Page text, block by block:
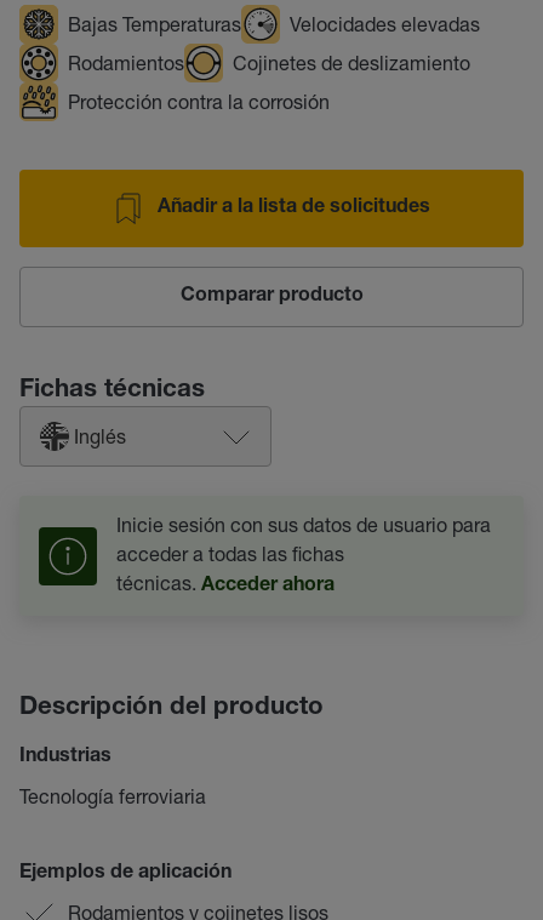
Bajas Temperaturas
Velocidades elevadas
Rodamientos
Cojinetes de deslizamiento
Protección contra la corrosión
Añadir a la lista de solicitudes
Comparar producto
Fichas técnicas
Inglés
Inicie sesión con sus datos de usuario para
acceder a todas las fichas
técnicas. Acceder ahora
Descripción del producto
Industrias
Tecnología ferroviaria
Ejemplos de aplicación
Rodamientos y cojinetes lisos